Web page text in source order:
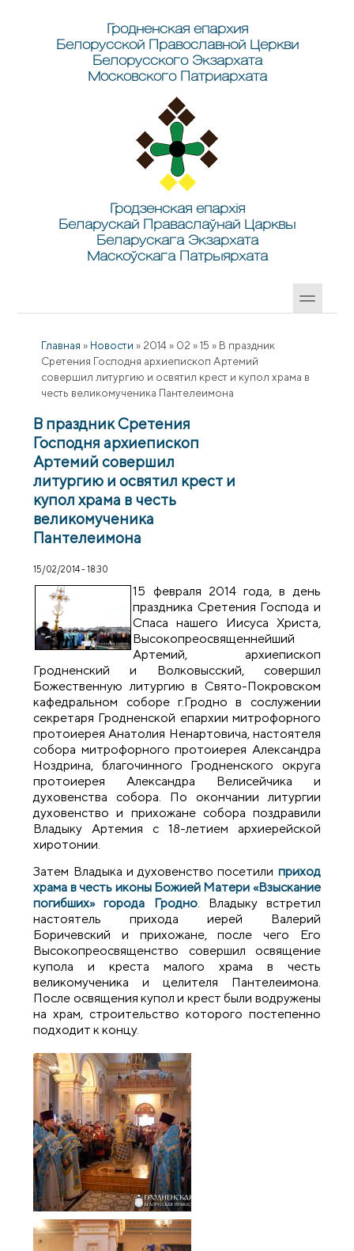
Гродненская епархия
Белорусской Православной Церкви
Белорусского Экзархата
Московского Патриархата
Гродзенская епархія
Беларускай Праваслаўнай Царквы
Беларускага Экзархата
Маскоўскага Патрыярхата
Главная » Новости » 2014 » 02 » 15 » В праздник
Сретения Господня архиепископ Артемий
совершил литургию и освятил крест и купол храма в
честь великомученика Пантелеимона
В праздник Сретения
Господня архиепископ
Артемий совершил
литургию и освятил крест и
купол храма в честь
великомученика
Пантелеимона
15/02/2014 - 18:30
15 февраля 2014 года, в день
праздника Сретения Господа и
Спаса нашего Иисуса Христа,
Высокопреосвященнейший
Артемий, архиепископ
Гродненский и Волковысский, совершил
Божественную литургию в Свято-Покровском
кафедральном соборе г.Гродно в сослужении
секретаря Гродненской епархии митрофорного
протоиерея Анатолия Ненартовича, настоятеля
собора митрофорного протоиерея Александра
Ноздрина, благочинного Гродненского округа
протоиерея Александра Велисейчика и
духовенства собора. По окончании литургии
духовенство и прихожане собора поздравили
Владыку Артемия с 18-летием архиерейской
хиротонии.
Затем Владыка и духовенство посетили приход
храма в честь иконы Божией Матери «Взыскание
погибших» города Гродно. Владыку встретил
настоятель прихода иерей Валерий
Боричевский и прихожане, после чего Его
Высокопреосвященство совершил освящение
купола и креста малого храма в честь
великомученика и целителя Пантелеимона.
После освящения купол и крест были водружены
на храм, строительство которого постепенно
подходит к концу.